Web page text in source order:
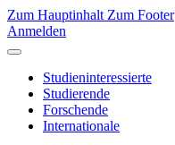
Zum Hauptinhalt Zum Footer
Anmelden
Studieninteressierte
Studierende
Forschende
Internationale